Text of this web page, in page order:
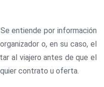
entiende por información
o, en su caso, el
al viajero antes de que el
contrato u oferta.